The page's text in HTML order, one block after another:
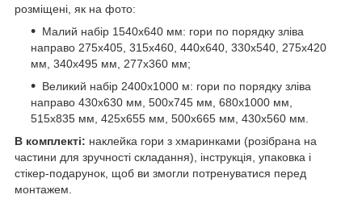
розміщені, як на фото:
Малий набір 1540х640 мм: гори по порядку зліва
направо 275х405, 315х460, 440х640, 330х540, 275х420
мм, 340х495 мм, 277х360 мм;
Великий набір 2400х1000 м: гори по порядку зліва
направо 430х630 мм, 500х745 мм, 680х1000 мм,
515х835 мм, 425х655 мм, 500х665 мм, 430х560 мм.
В комплекті: наклейка гори з хмаринками (розібрана на
частини для зручності складання), інструкція, упаковка і
стікер-подарунок, щоб ви змогли потренуватися перед
монтажем.